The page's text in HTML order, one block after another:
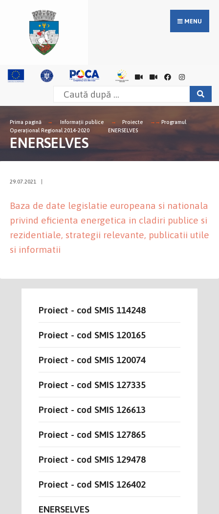
MENU
Prima pagină Informații publice Proiecte
Programul
Operațional Regional 2014-2020
ENERSELVES
ENERSELVES
29.07.2021
Baza de date legislatie europeana si nationala
privind eficienta energetica in cladiri publice si
rezidentiale, strategii relevante, publicatii utile
si informatii
Proiect - cod SMIS 114248
Proiect - cod SMIS 120165
Proiect - cod SMIS 120074
Proiect - cod SMIS 127335
Proiect - cod SMIS 126613
Proiect - cod SMIS 127865
Proiect - cod SMIS 129478
Proiect - cod SMIS 126402
ENERSELVES